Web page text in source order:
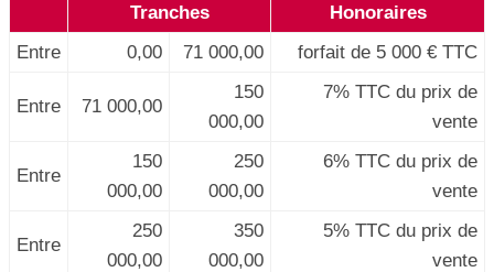
Tranches
Honoraires
Entre
0,00 71 000,00 forfait de 5 000 € TTC
Entre 71 000,00
150
000,00
7% TTC du prix de
vente
Entre
150
000,00
250
000,00
6% TTC du prix de
vente
Entre
250
000,00
350
000,00
5% TTC du prix de
vente